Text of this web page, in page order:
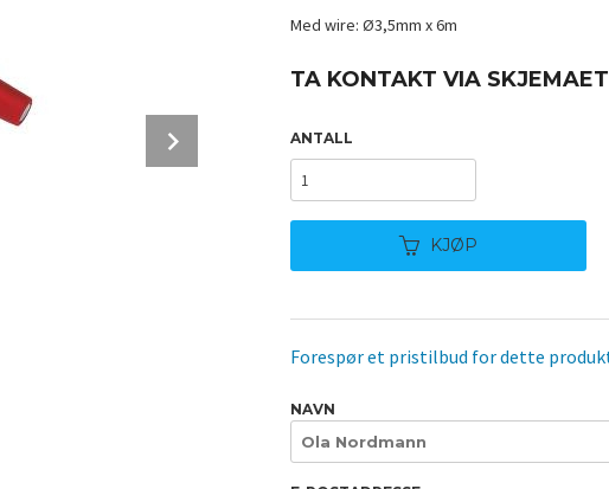
Med wire: Ø3,5mm x 6m
TA KONTAKT VIA
ANTALL
KJØP
Forespør et pristilbud for dette
NAVN